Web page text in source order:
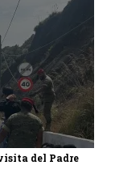
del Padre